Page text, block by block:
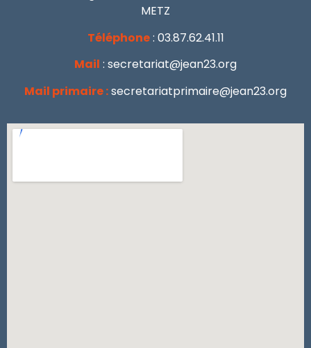
METZ
Téléphone: 03.87.62.41.11
Mail : secretariat@jean23.org
Mail primaire :secretariatprimaire@jean23.org